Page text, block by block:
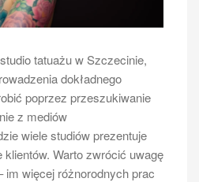
tatuażu w Szczecinie,
dokładnego
poprzez przeszukiwanie
z mediów
wiele studiów prezentuje
Warto zwrócić uwagę
im więcej różnorodnych prac